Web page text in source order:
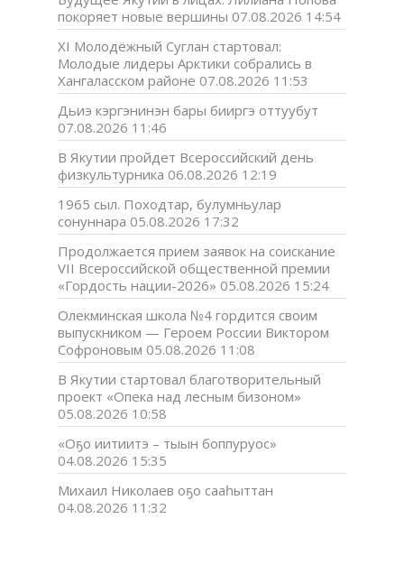
покоряет новые вершины 07.08.2026 14:54
XI Молодёжный Суглан стартовал:
Молодые лидеры Арктики собрались в
Хангаласском районе 07.08.2026 11:53
Дьиэ кэргэнинэн бары бииргэ оттуубут
07.08.2026 11:46
В Якутии пройдет Всероссийский день
физкультурника 06.08.2026 12:19
1965 сыл. Походтар, булумньулар
сонуннара 05.08.2026 17:32
Продолжается прием заявок на соискание
VII Всероссийской общественной премии
«Гордость нации-2026» 05.08.2026 15:24
Олекминская школа №4 гордится своим
выпускником — Героем России Виктором
Софроновым 05.08.2026 11:08
В Якутии стартовал благотворительный
проект «Опека над лесным бизоном»
05.08.2026 10:58
«Оҕо иитиитэ – тыын боппуруос»
04.08.2026 15:35
Михаил Николаев оҕо сааһыттан
04.08.2026 11:32